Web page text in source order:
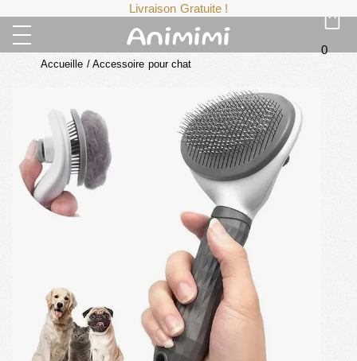
Livraison Gratuite !
0
Accueille / Accessoire pour chat